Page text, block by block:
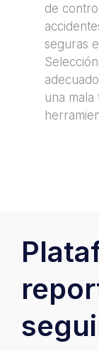
de
seguras
una